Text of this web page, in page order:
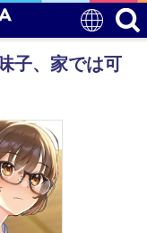
子、家では可